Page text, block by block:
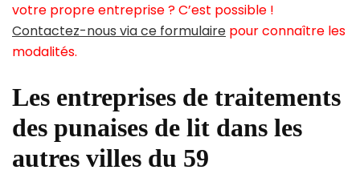
votre propre entreprise ? C’est possible !
Contactez-nous via ce formulaire pour connaître les
modalités.
Les entreprises de traitements
des punaises de lit dans les
autres villes du 59